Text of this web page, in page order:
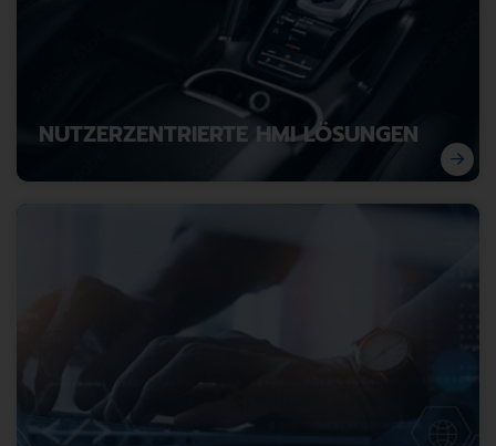
NUTZERZENTRIERTE HMI LÖSUNGEN